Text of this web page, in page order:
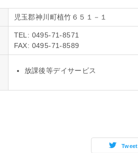
児玉郡神川町植竹６５１－１
TEL: 0495-71-8571
FAX: 0495-71-8589
放課後等デイサービス
Tweet